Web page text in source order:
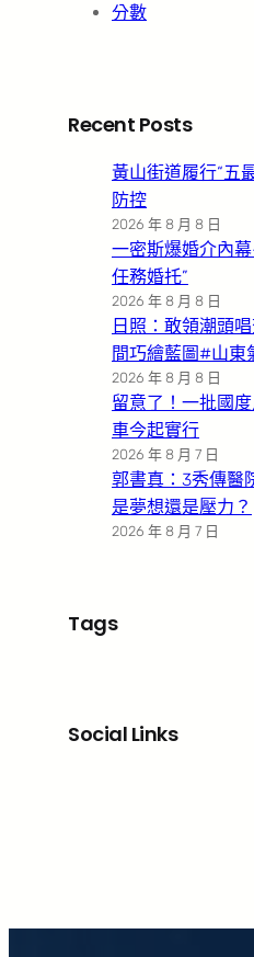
分數
Recent Posts
黃山街道履行“五
防控
2026 年 8 月 8 日
一密斯爆婚介內
任務婚托”
2026 年 8 月 8 日
日照：敢領潮頭
間巧繪藍圖#山
2026 年 8 月 8 日
留意了！一批國
車今起實行
2026 年 8 月 7 日
郭書真：3秀傳醫
是夢想還是壓力？
2026 年 8 月 7 日
Tags
Social Links